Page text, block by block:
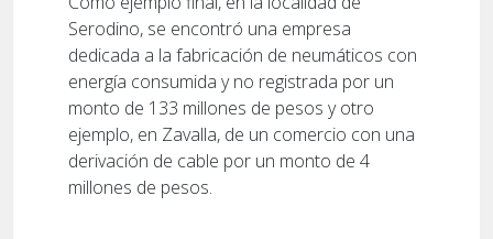
Serodino, se encontró una empresa
dedicada a la fabricación de neumáticos con
energía consumida y no registrada por un
monto de 133 millones de pesos y otro
ejemplo, en Zavalla, de un comercio con una
derivación de cable por un monto de 4
millones de pesos.